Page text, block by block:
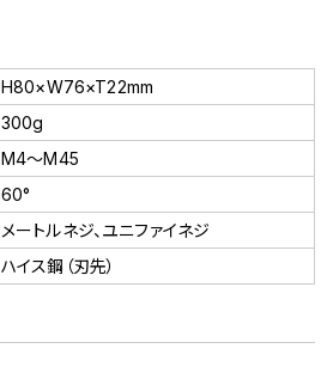
H80×W76×T22mm
300g
M4～M45
60°
メートルネジ、ユニファイネジ
ハイス鋼（刃先）